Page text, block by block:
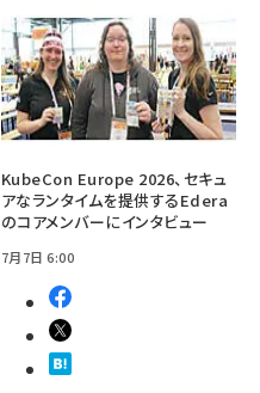
KubeCon Europe 2026、セキュ
アなランタイムを提供するEdera
のコアメンバーにインタビュー
7月7日 6:00